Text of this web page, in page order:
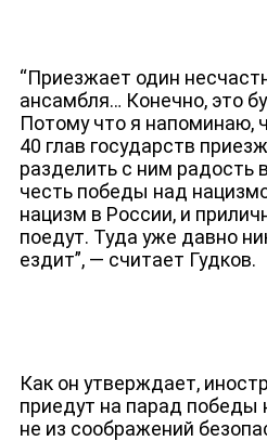
ДЕПУТАТЫ К СЪЕЗДУ
“Приезжает один
ансамбля… Конечно, это
Потому что я напоминаю,
40 глав государств
разделить с ним радость
честь победы над
нацизм в России, и
поедут. Туда уже давно
ездит”, — считает Гудков.
Как он утверждает,
приедут на парад
не из соображений